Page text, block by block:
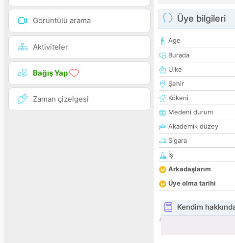
Görüntülü arama
Aktiviteler
Bağış Yap
Zaman çizelgesi
Üye bilgileri
Age
Burada
Ülke
Şehir
Kökeni
Medeni durum
Akademik düzey
Sigara
İş
Arkadaşlarım
Üye olma tarihi
Kendim